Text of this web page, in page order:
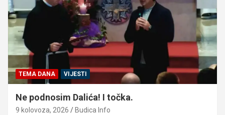
TEMA DANA VIJESTI
Ne podnosim Dalića! I točka.
9 kolovoza, 2026 Budica Info